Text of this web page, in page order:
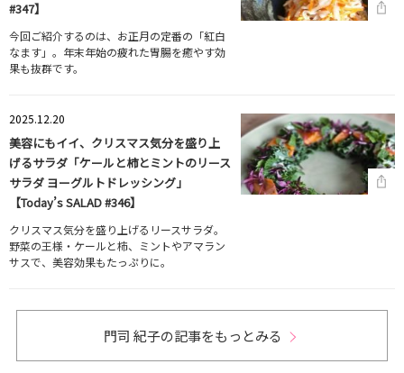
#347】
今回ご紹介するのは、お正月の定番の「紅白
なます」。年末年始の疲れた胃腸を癒やす効
果も抜群です。
2025.12.20
美容にもイイ、クリスマス気分を盛り上
げるサラダ「ケールと柿とミントのリース
サラダ ヨーグルトドレッシング」
【Today’s SALAD #346】
クリスマス気分を盛り上げるリースサラダ。
野菜の王様・ケールと柿、ミントやアマラン
サスで、美容効果もたっぷりに。
門司 紀子の記事をもっとみる